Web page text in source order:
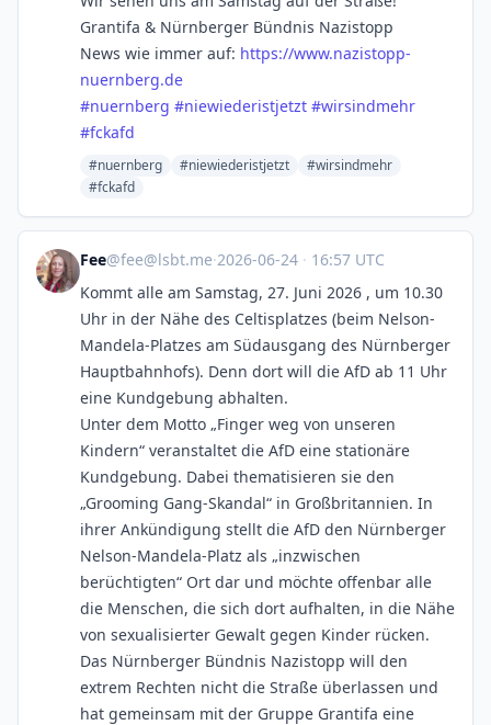
Grantifa & Nürnberger Bündnis Nazistopp
News wie immer auf: https://www.nazistopp-
nuernberg.de
#nuernberg #niewiederistjetzt #wirsindmehr
#fckafd
#nuernberg #niewiederistjetzt
#wirsindmehr
#fckafd
Fee@fee@lsbt.me·2026-06-24 · 16:57 UTC
Kommt alle am Samstag, 27. Juni 2026 , um 10.30
Uhr in der Nähe des Celtisplatzes (beim Nelson-
Mandela-Platzes am Südausgang des Nürnberger
Hauptbahnhofs). Denn dort will die AfD ab 11 Uhr
eine Kundgebung abhalten.
Unter dem Motto „Finger weg von unseren
Kindern“ veranstaltet die AfD eine stationäre
Kundgebung. Dabei thematisieren sie den
„Grooming Gang-Skandal“ in Großbritannien. In
ihrer Ankündigung stellt die AfD den Nürnberger
Nelson-Mandela-Platz als „inzwischen
berüchtigten“ Ort dar und möchte offenbar alle
die Menschen, die sich dort aufhalten, in die Nähe
von sexualisierter Gewalt gegen Kinder rücken.
Das Nürnberger Bündnis Nazistopp will den
extrem Rechten nicht die Straße überlassen und
hat gemeinsam mit der Gruppe Grantifa eine